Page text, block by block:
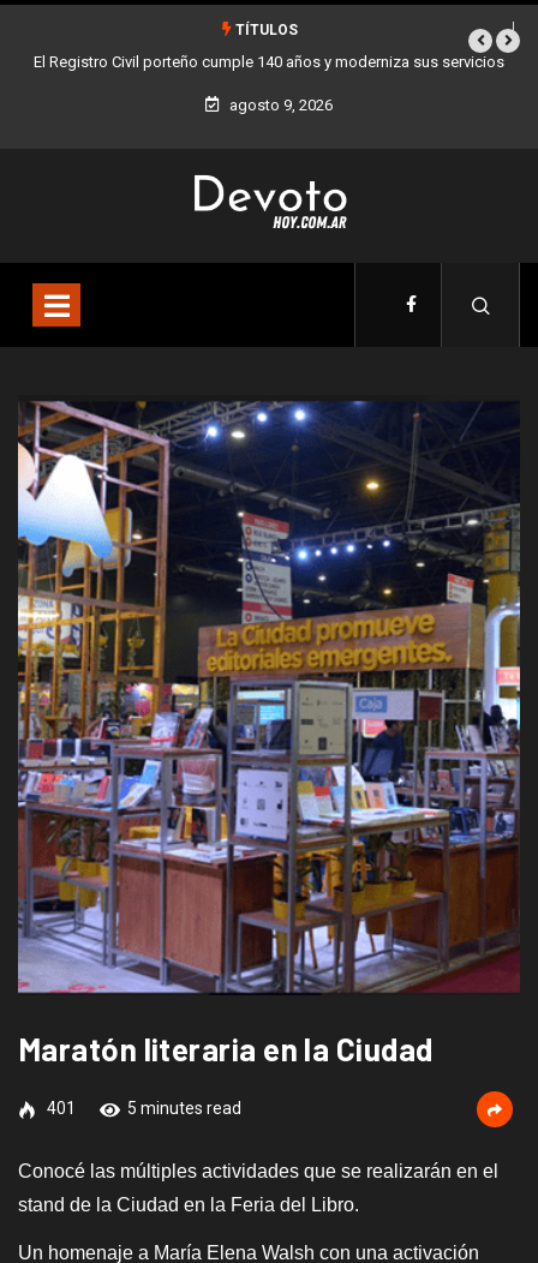
TÍTULOS
servicios Buenos Aires sumó 12 nuevos Bares Notables y ya son 90 en
la Ciudad
agosto 9, 2026
Maratón literaria en la Ciudad
401 5 minutes read
Conocé las múltiples actividades que se realizarán en el
stand de la Ciudad en la Feria del Libro.
Un homenaje a María Elena Walsh con una activación